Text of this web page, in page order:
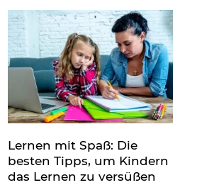
Lernen mit Spaß: Die
besten Tipps, um Kindern
das Lernen zu versüßen